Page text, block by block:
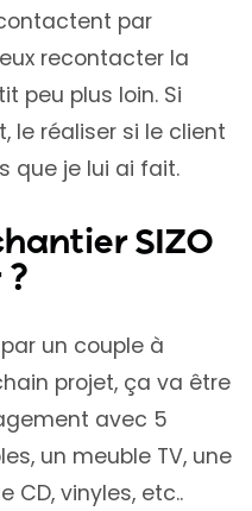
par
recontacter la
peu plus loin. Si
le réaliser si le client
que je lui ai fait.
SIZO
?
un couple à
projet, ça va être
avec 5
un meuble TV, une
CD, vinyles, etc..